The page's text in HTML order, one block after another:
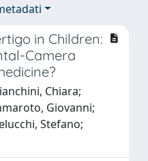
in Children:
Camera
Chiara;
Giovanni;
Stefano;